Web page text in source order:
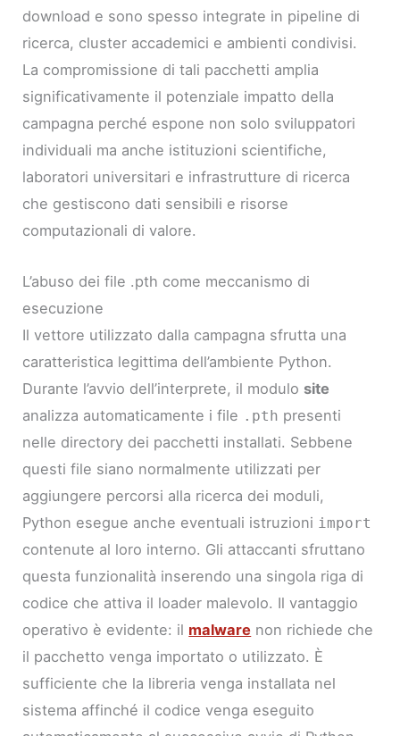
download e sono spesso integrate in pipeline di
ricerca, cluster accademici e ambienti condivisi.
La compromissione di tali pacchetti amplia
significativamente il potenziale impatto della
campagna perché espone non solo sviluppatori
individuali ma anche istituzioni scientifiche,
laboratori universitari e infrastrutture di ricerca
che gestiscono dati sensibili e risorse
computazionali di valore.
L’abuso dei file .pth come meccanismo di
esecuzione
Il vettore utilizzato dalla campagna sfrutta una
caratteristica legittima dell’ambiente Python.
Durante l’avvio dell’interprete, il modulo site
analizza automaticamente i file .pth presenti
nelle directory dei pacchetti installati. Sebbene
questi file siano normalmente utilizzati per
aggiungere percorsi alla ricerca dei moduli,
Python esegue anche eventuali istruzioni import
contenute al loro interno. Gli attaccanti sfruttano
questa funzionalità inserendo una singola riga di
codice che attiva il loader malevolo. Il vantaggio
operativo è evidente: il malware non richiede che
il pacchetto venga importato o utilizzato. È
sufficiente che la libreria venga installata nel
sistema affinché il codice venga eseguito